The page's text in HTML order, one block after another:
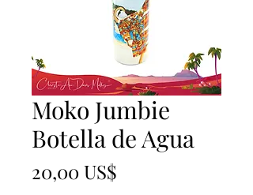
Moko Jumbie
Botella de Agua
20,00 US$